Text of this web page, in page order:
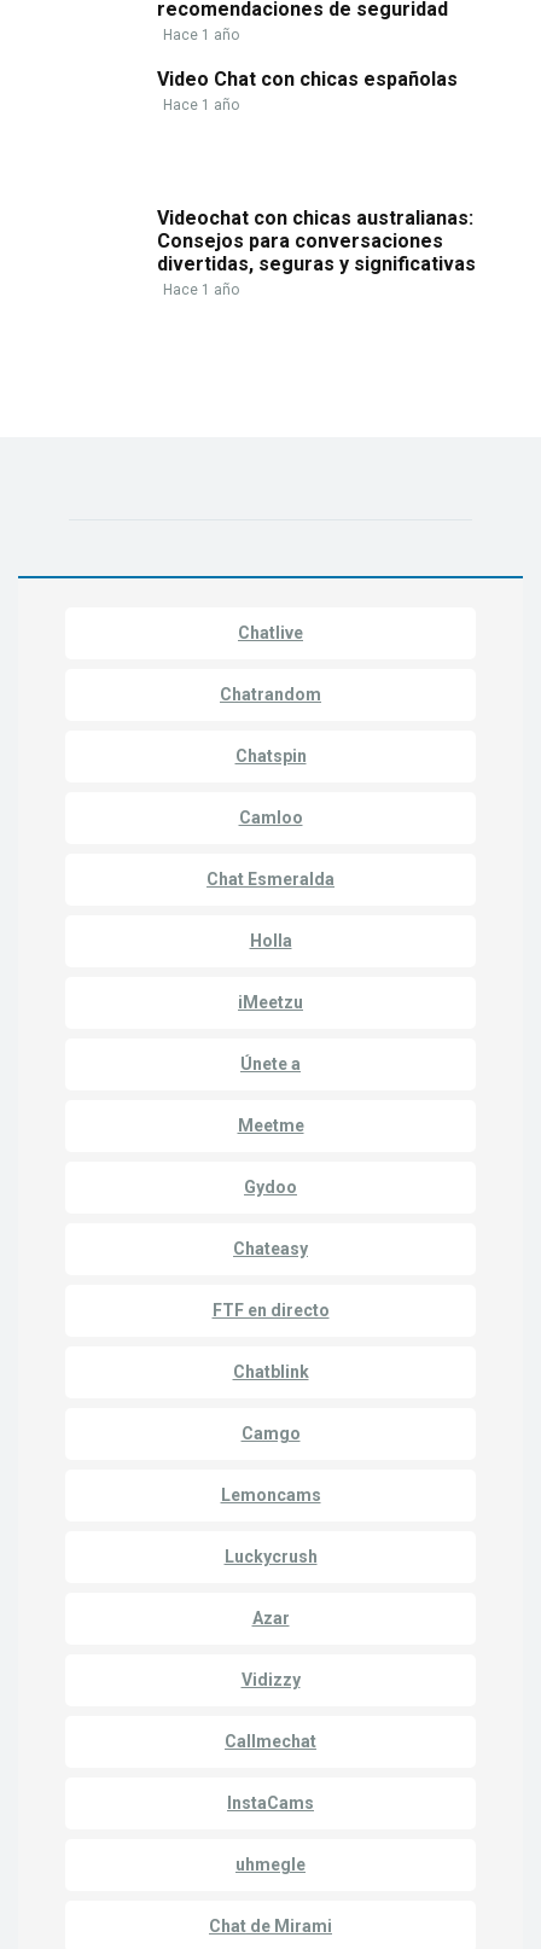
recomendaciones de seguridad
Hace 1 año
Video Chat con chicas españolas
Hace 1 año
Videochat con chicas australianas:
Consejos para conversaciones
divertidas, seguras y significativas
Hace 1 año
Chatlive
Chatrandom
Chatspin
Camloo
Chat Esmeralda
Holla
iMeetzu
Únete a
Meetme
Gydoo
Chateasy
FTF en directo
Chatblink
Camgo
Lemoncams
Luckycrush
Azar
Vidizzy
Callmechat
InstaCams
uhmegle
Chat de Mirami